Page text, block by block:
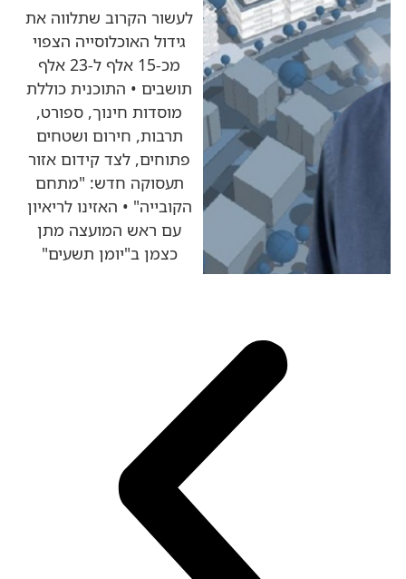
לעשור הקרוב שתלווה את
גידול האוכלוסייה הצפוי
מכ-15 אלף ל-23 אלף
תושבים • התוכנית כוללת
מוסדות חינוך, ספורט,
תרבות, חירום ושטחים
פתוחים, לצד קידום אזור
תעסוקה חדש: "מתחם
הקובייה" • האזינו לריאיון
עם ראש המועצה מתן
כצמן ב"יומן תשעים"